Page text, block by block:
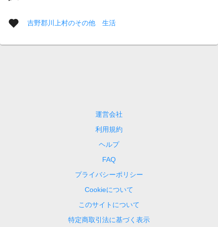
吉野郡川上村のその他 生活
運営会社
利用規約
ヘルプ
FAQ
プライバシーポリシー
Cookieについて
このサイトについて
特定商取引法に基づく表示